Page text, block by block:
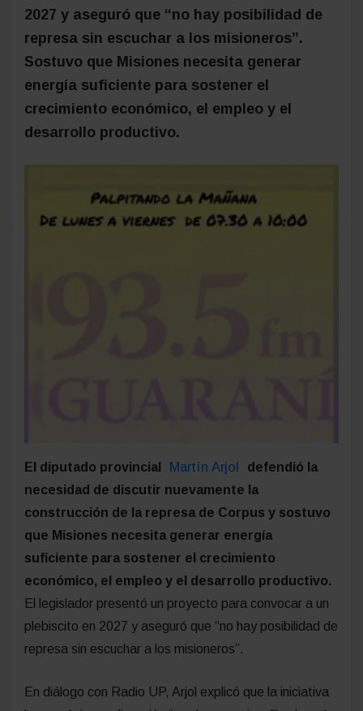
2027 y aseguró que “no hay posibilidad de
represa sin escuchar a los misioneros”.
Sostuvo que Misiones necesita generar
energía suficiente para sostener el
crecimiento económico, el empleo y el
desarrollo productivo.
El diputado provincial Martín Arjol
defendió la
necesidad de discutir nuevamente la
construcción de la represa de Corpus y sostuvo
que Misiones necesita generar energía
suficiente para sostener el crecimiento
económico, el empleo y el desarrollo productivo.
El legislador presentó un proyecto para convocar a un
plebiscito en 2027 y aseguró que “no hay posibilidad de
represa sin escuchar a los misioneros”.
En diálogo con Radio UP, Arjol explicó que la iniciativa